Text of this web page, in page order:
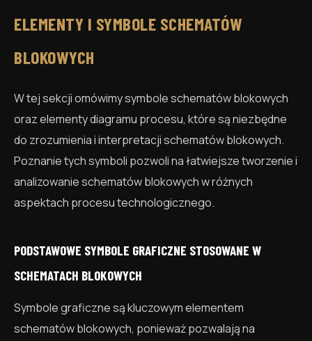
ELEMENTY I SYMBOLE SCHEMATÓW
BLOKOWYCH
W tej sekcji omówimy symbole schematów blokowych
oraz elementy diagramu procesu, które są niezbędne
do zrozumienia i interpretacji schematów blokowych.
Poznanie tych symboli pozwoli na łatwiejsze tworzenie i
analizowanie schematów blokowych w różnych
aspektach procesu technologicznego.
PODSTAWOWE SYMBOLE GRAFICZNE STOSOWANE W
SCHEMATACH BLOKOWYCH
Symbole graficzne są kluczowym elementem
schematów blokowych, ponieważ pozwalają na